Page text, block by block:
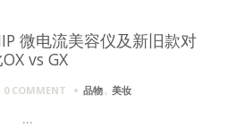
微电流美容仪及新旧款对
vs GX
0 COMMENT 品物 , 美妆
...